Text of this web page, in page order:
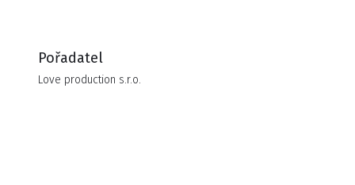
Pořadatel
Love production s.r.o.